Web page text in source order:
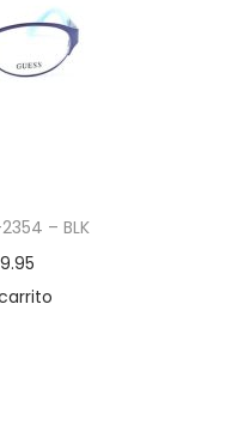
2354 – BLK